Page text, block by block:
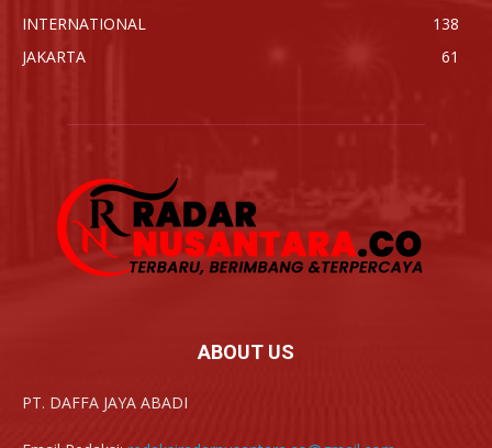
INTERNATIONAL
138
JAKARTA
61
ABOUT US
PT. DAFFA JAYA ABADI